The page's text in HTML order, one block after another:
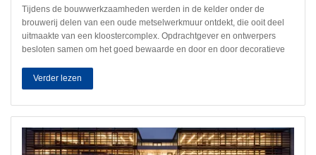
Tijdens de bouwwerkzaamheden werden in de kelder onder de
brouwerij delen van een oude metselwerkmuur ontdekt, die ooit deel
uitmaakte van een kloostercomplex. Opdrachtgever en ontwerpers
besloten samen om het goed bewaarde en door en door decoratieve
behouden. Daartoe moest het metselwerk in het plintbereik worden
afgedicht en tegen opstijgend vocht worden beschermd.
Verder lezen